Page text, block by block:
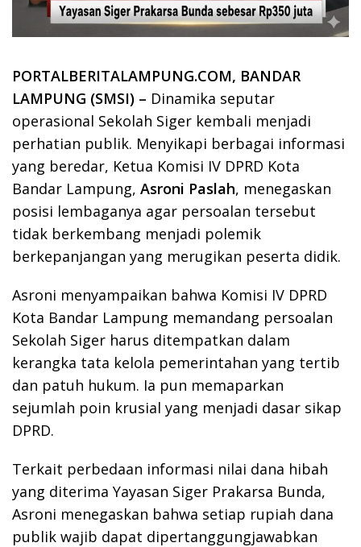
PORTALBERITALAMPUNG.COM, BANDAR
LAMPUNG (SMSI) – Dinamika seputar
operasional Sekolah Siger kembali menjadi
perhatian publik. Menyikapi berbagai informasi
yang beredar, Ketua Komisi IV DPRD Kota
Bandar Lampung, Asroni Paslah, menegaskan
posisi lembaganya agar persoalan tersebut
tidak berkembang menjadi polemik
berkepanjangan yang merugikan peserta didik.
Asroni menyampaikan bahwa Komisi IV DPRD
Kota Bandar Lampung memandang persoalan
Sekolah Siger harus ditempatkan dalam
kerangka tata kelola pemerintahan yang tertib
dan patuh hukum. Ia pun memaparkan
sejumlah poin krusial yang menjadi dasar sikap
DPRD.
Terkait perbedaan informasi nilai dana hibah
yang diterima Yayasan Siger Prakarsa Bunda,
Asroni menegaskan bahwa setiap rupiah dana
publik wajib dapat dipertanggungjawabkan